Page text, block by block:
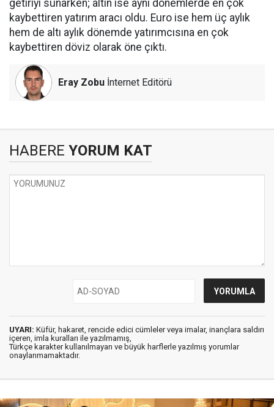
getiriyi sunarken; altın ise aynı dönemlerde en çok
kaybettiren yatırım aracı oldu. Euro ise hem üç aylık
hem de altı aylık dönemde yatırımcısına en çok
kaybettiren döviz olarak öne çıktı.
Eray Zobu İnternet Editörü
HABERE YORUM KAT
UYARI: Küfür, hakaret, rencide edici cümleler veya imalar, inançlara saldırı
içeren, imla kuralları ile yazılmamış,
Türkçe karakter kullanılmayan ve büyük harflerle yazılmış yorumlar
onaylanmamaktadır.